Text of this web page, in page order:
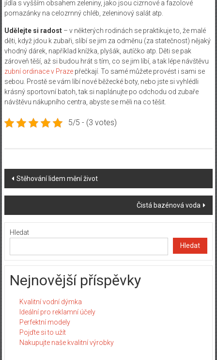
jídla s vyšším obsahem zeleniny, jako jsou cizrnové a fazolové
pomazánky na celozrnný chléb, zeleninový salát atp.
Udělejte si radost – v některých rodinách se praktikuje to, že malé
děti, když jdou k zubaři, slíbí se jim za odměnu (za statečnost) nějaký
vhodný dárek, například knížka, plyšák, autíčko atp. Děti se pak
zároveň těší, až si budou hrát s tím, co se jim líbí, a tak lépe návštěvu
zubní ordinace v Prazepřečkají. To samé můžete provést i sami se
sebou. Prostě se vám líbí nové běžecké boty, nebo jste si vyhlédli
krásný sportovní batoh, tak si naplánujte po odchodu od zubaře
návštěvu nákupního centra, abyste se měli na co těšit.
5/5 - (3 votes)
Post
navigation
Stěhování lidem mění život
Čistá bazénová voda
Hledat
Hledat
Nejnovější příspěvky
Kvalitní vodní dýmka
Ideální pro reklamní účely
Perfektní modely
Pojďte si to užít
Nakupujte naše kvalitní výrobky